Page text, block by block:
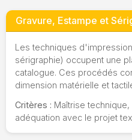
Gravure, Estampe et
Les techniques
sérigraphie) occupent une
catalogue. Ces procédés
dimension matérielle et
Critères : Maîtrise
adéquation avec le projet